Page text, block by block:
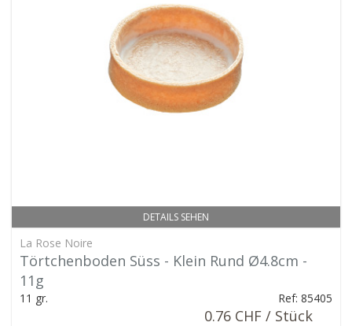
DETAILS SEHEN
La Rose Noire
Törtchenboden Süss - Klein Rund Ø4.8cm -
11g
11 gr. Ref: 85405
0.76 CHF / Stück